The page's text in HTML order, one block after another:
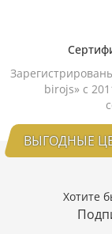
birojs» с
ВЫГОДНЫЕ
Хотите